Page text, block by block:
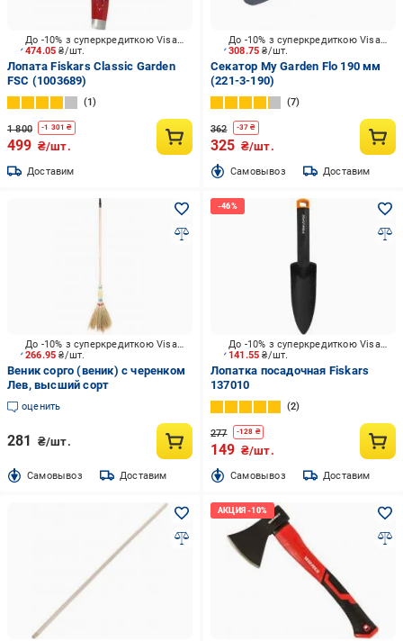
474.05₴/шт.
До -10% з суперкредиткою Visa Вигода
Лопата Fiskars Classic Garden
FSC (1003689)
1
1 800 -1 301 ₴
499 ₴/шт.
Доставим
308.75₴/шт.
До -10% з суперкредиткою Visa Вигода
Секатор My Garden Flo 190 мм
(221-3-190)
7
362 -37 ₴
325 ₴/шт.
Cамовывоз Доставим
266.95₴/шт.
До -10% з суперкредиткою Visa Вигода
Веник сорго (веник) с черенком
Лев, высший сорт
оценить
281 ₴/шт.
Cамовывоз Доставим
141.55₴/шт.
До -10% з суперкредиткою Visa Вигода
Лопатка посадочная Fiskars
137010
2
277 -128 ₴
149 ₴/шт.
Cамовывоз Доставим